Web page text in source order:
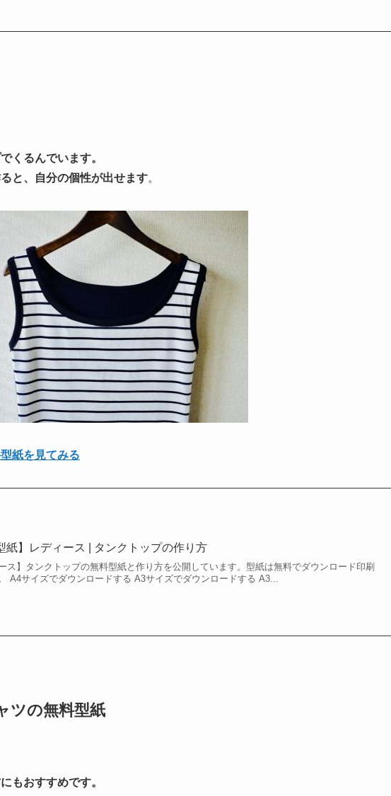
くるんでいます。
と、自分の個性が出せます。
紙を見てみる
紙】レディース | タンクトップの作り方
ース】タンクトップの無料型紙と作り方を公開しています。型紙は無料でダウンロード印刷
A4サイズでダウンロードする A3サイズでダウンロードする A3...
ツの無料型紙
もおすすめです。